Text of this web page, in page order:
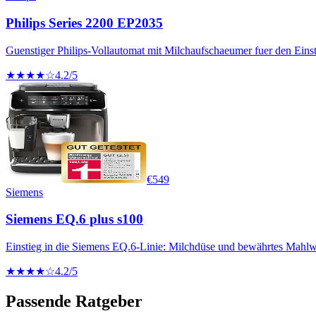
Philips Series 2200 EP2035
Guenstiger Philips-Vollautomat mit Milchaufschaeumer fuer den
★★★★☆4.2/5
€549
Siemens
Siemens EQ.6 plus s100
Einstieg in die Siemens EQ.6-Linie: Milchdüse und bewährtes
★★★★☆4.2/5
Passende Ratgeber